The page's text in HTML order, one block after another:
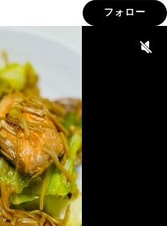
フォロー